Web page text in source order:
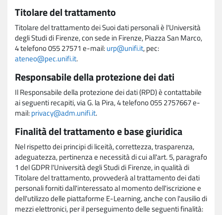
Titolare del trattamento
Titolare del trattamento dei Suoi dati personali è l'Università
degli Studi di Firenze, con sede in Firenze, Piazza San Marco,
4 telefono 055 27571 e-mail:urp@unifi.it, pec:
ateneo@pec.unifi.it.
Responsabile della protezione dei dati
Il Responsabile della protezione dei dati (RPD) è contattabile
ai seguenti recapiti, via G. la Pira, 4 telefono 055 2757667 e-
mail:privacy@adm.unifi.it.
Finalità del trattamento e base giuridica
Nel rispetto dei principi di liceità, correttezza, trasparenza,
adeguatezza, pertinenza e necessità di cui all'art. 5, paragrafo
1 del GDPR l'Università degli Studi di Firenze, in qualità di
Titolare del trattamento, provvederà al trattamento dei dati
personali forniti dall'interessato al momento dell'iscrizione e
dell'utilizzo delle piattaforme E-Learning, anche con l'ausilio di
mezzi elettronici, per il perseguimento delle seguenti finalità: